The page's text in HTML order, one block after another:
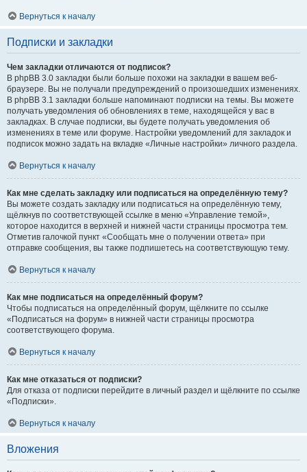
Вернуться к началу
Подписки и закладки
Чем закладки отличаются от подписок?
В phpBB 3.0 закладки были больше похожи на закладки в вашем веб-
браузере. Вы не получали предупреждений о произошедших изменениях.
В phpBB 3.1 закладки больше напоминают подписки на темы. Вы можете
получать уведомления об обновлениях в теме, находящейся у вас в
закладках. В случае подписки, вы будете получать уведомления об
изменениях в теме или форуме. Настройки уведомлений для закладок и
подписок можно задать на вкладке «Личные настройки» личного раздела.
Вернуться к началу
Как мне сделать закладку или подписаться на определённую тему?
Вы можете создать закладку или подписаться на определённую тему,
щёлкнув по соответствующей ссылке в меню «Управление темой»,
которое находится в верхней и нижней части страницы просмотра тем.
Отметив галочкой пункт «Сообщать мне о получении ответа» при
отправке сообщения, вы также подпишетесь на соответствующую тему.
Вернуться к началу
Как мне подписаться на определённый форум?
Чтобы подписаться на определённый форум, щёлкните по ссылке
«Подписаться на форум» в нижней части страницы просмотра
соответствующего форума.
Вернуться к началу
Как мне отказаться от подписки?
Для отказа от подписки перейдите в личный раздел и щёлкните по ссылке
«Подписки».
Вернуться к началу
Вложения